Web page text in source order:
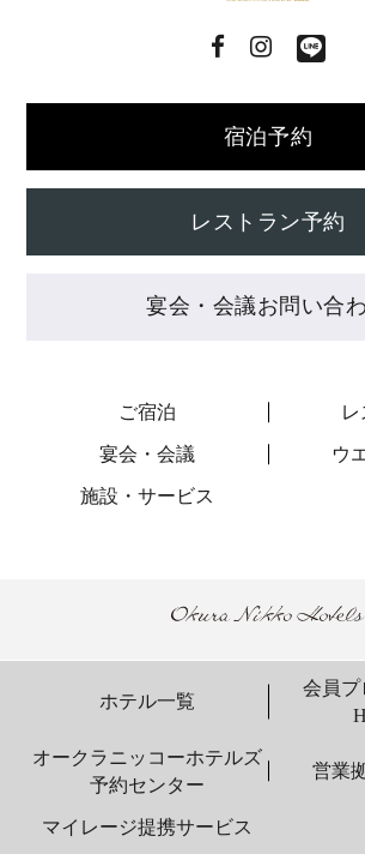
宿泊予約
レストラン予約
宴会・会議お問い合
ご宿泊
宴会・会議 ウ
施設・サービス
ホテル一覧
会員プ
オークラニッコーホテルズ
予約センター
営業
マイレージ提携サービス